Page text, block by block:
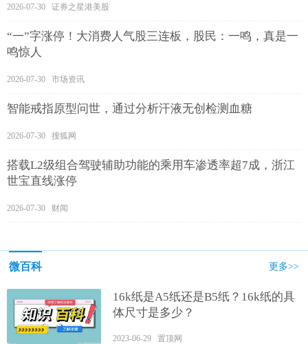
2026-07-30 证券之星港美股
“一”字涨停！大消费人气股三连板，股民：一鸣，真是一
鸣惊人
2026-07-30 市场资讯
智能戒指原型问世，通过分析汗液无创检测血糖
2026-07-30 搜狐网
搭载L2级组合驾驶辅助功能的乘用车渗透率超7成，浙江
世宝直线涨停
2026-07-30 财闻
微百科 更多>>
16k纸是A5纸还是B5纸？16k纸的具
体尺寸是多少？
2023-06-29 置顶网